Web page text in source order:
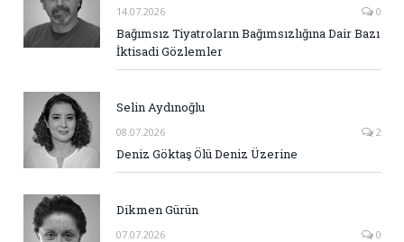
14.07.2026 0
Bağımsız Tiyatroların Bağımsızlığına Dair Bazı
İktisadi Gözlemler
Selin Aydınoğlu
08.07.2026 2
Deniz Göktaş Ölü Deniz Üzerine
Dikmen Gürün
07.07.2026 0